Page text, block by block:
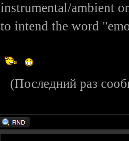
instrumental/ambient
to intend the word
(Последний раз